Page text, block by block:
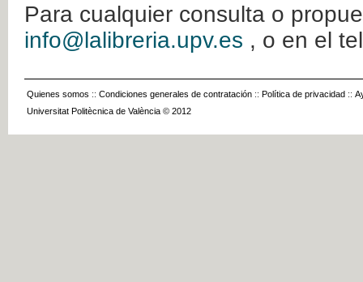
Para cualquier consulta o
info@lalibreria.upv.es , o en el
Quienes somos :: Condiciones generales de contratación :: Política de privacidad ::
Universitat Politècnica de València © 2012